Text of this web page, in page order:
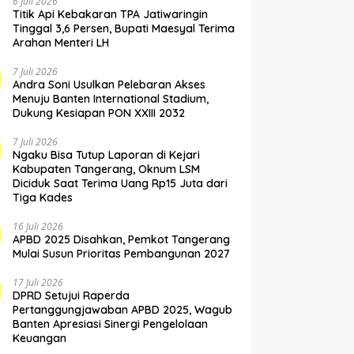
Titik Api Kebakaran TPA Jatiwaringin
Tinggal 3,6 Persen, Bupati Maesyal Terima
Arahan Menteri LH
7 Juli 2026
Andra Soni Usulkan Pelebaran Akses
Menuju Banten International Stadium,
Dukung Kesiapan PON XXIII 2032
7 Juli 2026
Ngaku Bisa Tutup Laporan di Kejari
Kabupaten Tangerang, Oknum LSM
Diciduk Saat Terima Uang Rp15 Juta dari
Tiga Kades
16 Juli 2026
APBD 2025 Disahkan, Pemkot Tangerang
Mulai Susun Prioritas Pembangunan 2027
17 Juli 2026
DPRD Setujui Raperda
Pertanggungjawaban APBD 2025, Wagub
Banten Apresiasi Sinergi Pengelolaan
Keuangan